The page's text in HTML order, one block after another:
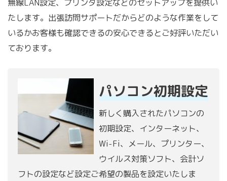
無線LAN設定、プリンタ設定などのセットアップを提供い
たします。出張訪問サポートだからどのような作業をして
いるかお客様も確認できるの安心できるとご好評いただい
ております。
パソコン初期設定
新しく購入されたパソコンの
初期設定、インターネット、
Wi-Fi、メール、プリンター、
ウイルス対策ソフト、会計ソ
フトの設定など設定ご希望の製品を設定いたしま